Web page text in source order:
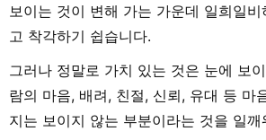
보이는 것이 변해 가는 가운데 일희일
고 착각하기 쉽습니다.
그러나 정말로 가치 있는 것은 눈에 보
람의 마음, 배려, 친절, 신뢰, 유대 등 마
지는 보이지 않는 부분이라는 것을 일깨